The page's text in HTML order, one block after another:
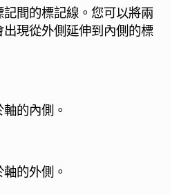
間的標記線。您可以將兩
現從外側延伸到內側的標
的內側。
的外側。